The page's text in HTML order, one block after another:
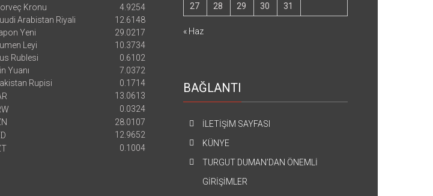
Kronu
4.9254
Arabistan Riyali
12.6148
Yeni
29.0217
Leyi
10.3734
Rublesi
0.6102
Yuanı
7.0372
Rupisi
0.1714
13.0613
0.0324
28.0107
12.9652
0.1004
27
28 29 30 31
« Haz
BAĞLANTI
İLETİŞİM SAYFASI
KÜNYE
TURGUT DUMAN’DAN ÖNEMLİ
GİRİŞİMLER